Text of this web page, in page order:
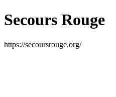
Secours Rouge
https://secoursrouge.org/